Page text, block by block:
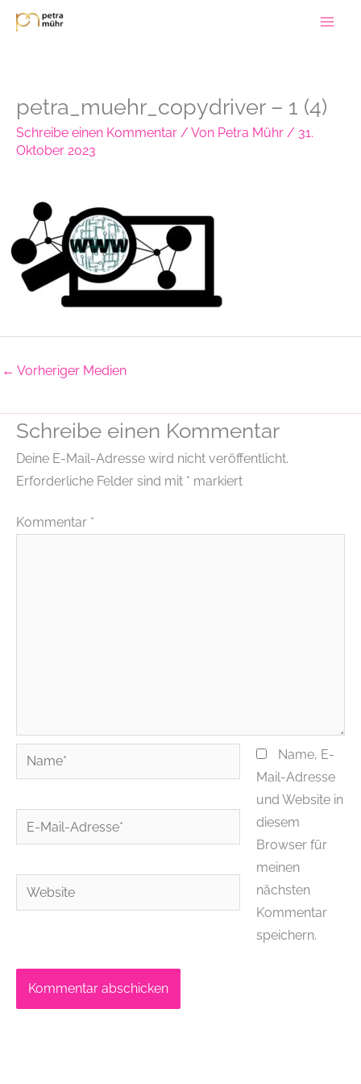
Zum
Inhalt
petra_muehr_copydriver – 1 (4)
Schreibe einen Kommentar / Von Petra Mühr / 31.
Oktober 2023
← Vorheriger Medien
Schreibe einen Kommentar
Deine E-Mail-Adresse wird nicht veröffentlicht.
Erforderliche Felder sind mit * markiert
Kommentar *
Name*
E-
Mail-
Website
Name, E-
Mail-Adresse
und Website in
diesem
Browser für
meinen
nächsten
Kommentar
speichern.